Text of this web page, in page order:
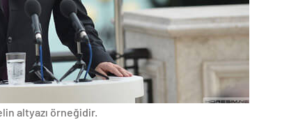
altyazı örneğidir.